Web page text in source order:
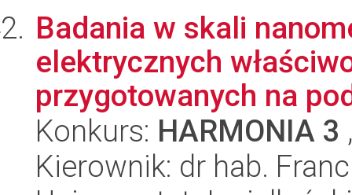
Badania w skali
elektrycznych
przygotowanych na
Konkurs: HARMONIA 3
Kierownik: dr hab.